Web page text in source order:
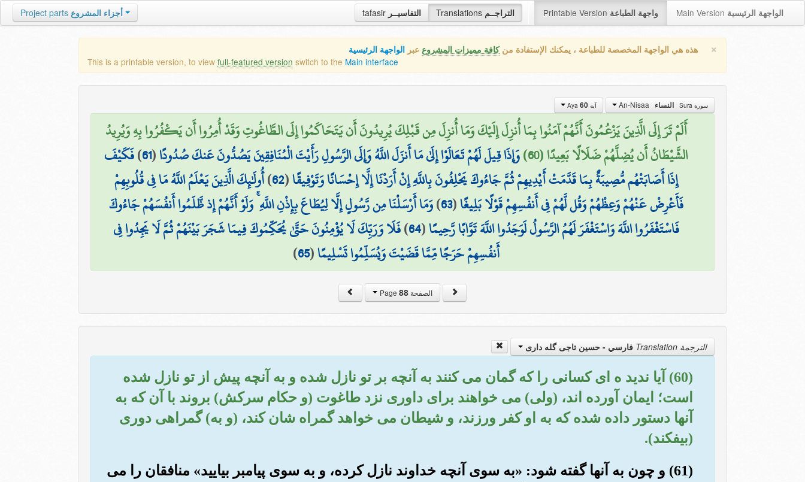
tafasir التفاسيــر Translations التراجــم Printable Version واجهة الطباعة Main Version الواجهة الرئيسية Project parts أجزاء المشروع
× هذه هي الواجهة المخصصة للطباعة ، يمكنك الإستفادة منكافة مميزات المشروع عبر الواجهة الرئيسية
This is a printable version, to view full-featured version switch to the Main interface
سورة Sura النساء آية Aya 60
أَلَمْ تَرَ إِلَى الَّذِينَ يَزْعُمُونَ أَنَّهُمْ آمَنُوا بِمَا أُنزِلَ إِلَيْكَ وَمَا أُنزِلَ مِن قَبْلِكَ يُرِيدُونَ أَن يَتَحَاكَمُوا إِلَى الطَّاغُوتِ وَقَدْ أُمِرُوا أَن يَكْفُرُوا بِهِ وَيُرِيدُ
الشَّيْطَانُ أَن يُضِلَّهُمْ ضَلَالًا بَعِيدًا (60)
وَإِذَا قِيلَ لَهُمْ تَعَالَوْا إِلَىٰ مَا أَنزَلَ اللَّهُ وَإِلَى الرَّسُولِ رَأَيْتَ الْمُنَافِقِينَ يَصُدُّونَ عَنكَ صُدُودًا(
61
)فَكَيْفَ
إِذَا أَصَابَتْهُم مُّصِيبَةٌ بِمَا قَدَّمَتْ أَيْدِيهِمْ ثُمَّ جَاءُوكَ يَحْلِفُونَ بِاللَّهِ إِنْ أَرَدْنَا إِلَّا إِحْسَانًا وَتَوْفِيقًا(
62
)أُولَٰئِكَ الَّذِينَ يَعْلَمُ اللَّهُ مَا فِي قُلُوبِهِمْ
فَأَعْرِضْ عَنْهُمْ وَعِظْهُمْ وَقُل لَّهُمْ فِي أَنفُسِهِمْ قَوْلًا بَلِيغًا(
63
)وَمَا أَرْسَلْنَا مِن رَّسُولٍ إِلَّا لِيُطَاعَ بِإِذْنِ اللَّهِ ۚ وَلَوْ أَنَّهُمْ إِذ ظَّلَمُوا أَنفُسَهُمْ جَاءُوكَ
فَاسْتَغْفَرُوا اللَّهَ وَاسْتَغْفَرَ لَهُمُ الرَّسُولُ لَوَجَدُوا اللَّهَ تَوَّابًا رَّحِيمًا(
64
)فَلَا وَرَبِّكَ لَا يُؤْمِنُونَ حَتَّىٰ يُحَكِّمُوكَ فِيمَا شَجَرَ بَيْنَهُمْ ثُمَّ لَا يَجِدُوا فِي
أَنفُسِهِمْ حَرَجًا مِّمَّا قَضَيْتَ وَيُسَلِّمُوا تَسْلِيمًا(
65
)
الصفحة Page88
الترجمة Translation فارسي - حسین تاجی گله داری
(60) آیا ندید ه ای کسانی را که گمان می کنند به آنچه بر تو نازل شده و به آنچه پیش از تو نازل شده
است؛ ایمان آورده اند، (ولی) می خواهند برای داوری نزد طاغوت (و حکام سرکش) بروند با آن که به
آنها دستور داده شده که به او کفر ورزند، و شیطان می خواهد گمراه شان کند، (و به) گمراهی دوری
(بیفکند).
(61) و چون به آنها گفته شود: «به سوی آنچه خداوند نازل کرده، و به سوی پیامبر بیایید» منافقان را می